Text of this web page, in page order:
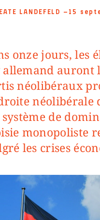
LANDEFELD —15
allemand auront
néolibéraux
néolibérale
de
monopoliste
les crises